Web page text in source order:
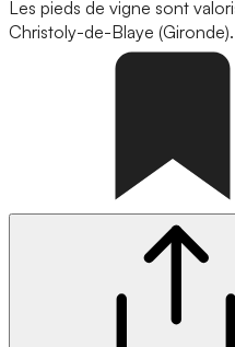
Les pieds de vigne sont
Christoly-de-Blaye (Gironde).